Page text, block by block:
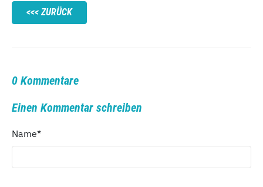
ZURÜCK
0 Kommentare
Einen Kommentar schreiben
Name*